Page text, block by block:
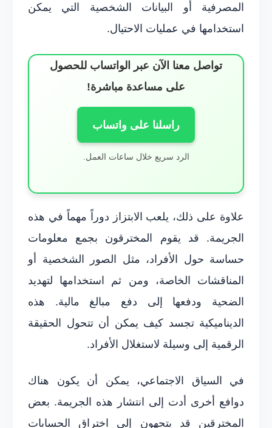
المصرفية أو البيانات الشخصية التي يمكن
استخدامها في عمليات الاحتيال.
تواصل معنا الآن عبر الواتساب للحصول
على مساعدة مباشرة!
راسلنا على واتساب
الرد سريع خلال ساعات العمل.
علاوة على ذلك، يلعب الابتزاز دوراً مهماً في هذه
الجريمة. قد يقوم المخترقون بجمع معلومات
حساسة حول الأفراد، مثل الصور الشخصية أو
المناقشات الخاصة، ومن ثم استخدامها لتهديد
الضحية ودفعها إلى دفع مبالغ مالية. هذه
الديناميكية تجسد كيف يمكن أن تتحول الحقيقة
الرقمية إلى وسيلة لاستغلال الأفراد.
في السياق الاجتماعي، يمكن أن يكون هناك
دوافع أخرى أدت إلى انتشار هذه الجريمة. بعض
المخترقين قد يتجهون إلى اختراق الحسابات